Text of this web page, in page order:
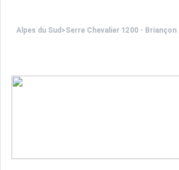
Alpes du Sud >Serre Chevalier 1200 - Briançon